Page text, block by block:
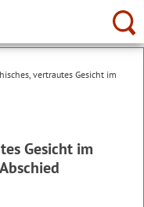
vertrautes Gesicht im
Gesicht im